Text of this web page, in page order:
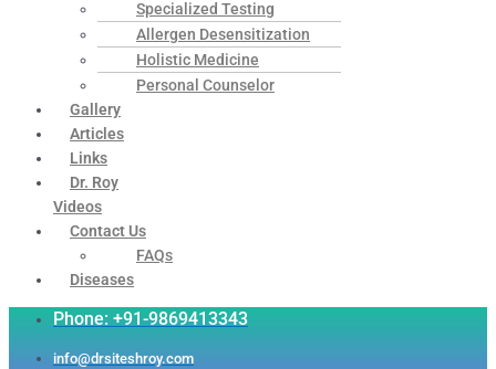
Specialized Testing
Allergen Desensitization
Holistic Medicine
Personal Counselor
Gallery
Articles
Links
Dr. Roy
Videos
Contact Us
FAQs
Diseases
Phone: +91-9869413343
info@drsiteshroy.com